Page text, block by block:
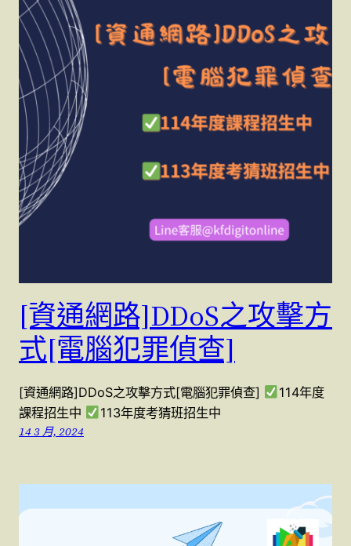
[資通網路]DDoS之攻擊方
式[電腦犯罪偵查]
[資通網路]DDoS之攻擊方式[電腦犯罪偵查]
114年度
課程招生中
113年度考猜班招生中
14 3 月, 2024